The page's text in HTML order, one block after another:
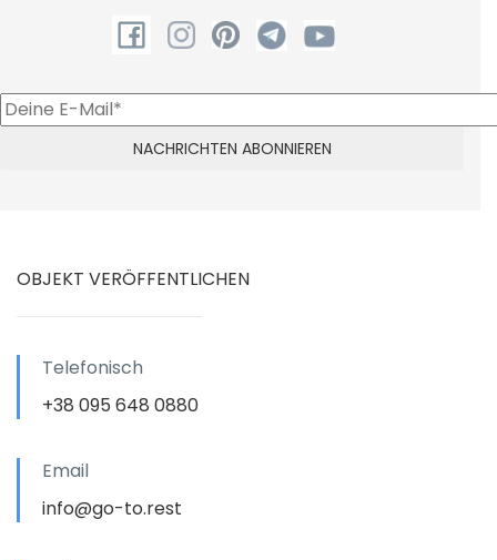
OBJEKT VERÖFFENTLICHEN
Telefonisch
+38 095 648 0880
Email
info@go-to.rest